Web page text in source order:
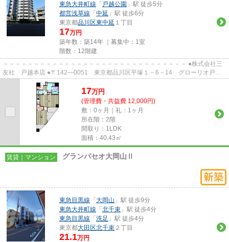
東急大井町線 「 戸越公園 」駅 徒歩5分
都営浅草線 「 中延 」駅 徒歩6分
東京都品川区東中延 １丁目
17万円
築年数：築14年 ｜募集中： 1室
階数：12階建
－－－－－－－－－－－－－－－－－－－－－－－－－－－－－－ ●株式会社三
友社 戸越本店 ●〒142―0051 東京都品川区平塚１－6－14 グローリオ戸越
銀座1階 ●TEL：03-3783-1218...
17万円
(管理費・共益費 12,000円)
敷：0ヶ月｜礼：1ヶ月
所在階：2階
間取り：1LDK
面積：40.43㎡
賃貸｜マンション グランパセオ大岡山Ⅱ
東急目黒線 「 大岡山 」駅 徒歩9分
東急大井町線 「 北千束 」駅 徒歩4分
東急目黒線 「 洗足 」駅 徒歩4分
東京都大田区北千束 ２丁目
21.1万円